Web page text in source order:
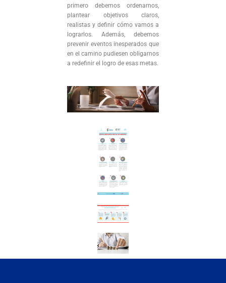
primero debemos ordenarnos,
plantear objetivos claros,
realistas y definir cómo vamos a
lograrlos. Además, debemos
prevenir eventos inesperados que
en el camino pudiesen obligarnos
a redefinir el logro de esas metas.